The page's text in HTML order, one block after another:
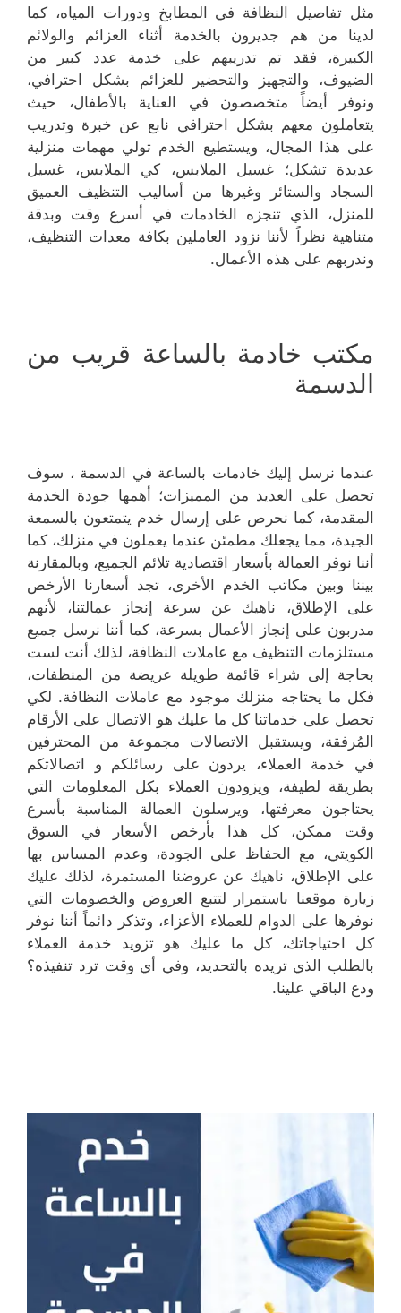
مثل تفاصيل النظافة في المطابخ ودورات المياه، كما
لدينا من هم جديرون بالخدمة أثناء العزائم والولائم
الكبيرة، فقد تم تدريبهم على خدمة عدد كبير من
الضيوف، والتجهيز والتحضير للعزائم بشكل احترافي،
ونوفر أيضاً متخصصون في العناية بالأطفال، حيث
يتعاملون معهم بشكل احترافي نابع عن خبرة وتدريب
على هذا المجال، ويستطيع الخدم تولي مهمات منزلية
عديدة تشكل؛ غسيل الملابس، كي الملابس، غسيل
السجاد والستائر وغيرها من أساليب التنظيف العميق
للمنزل، الذي تنجزه الخادمات في أسرع وقت وبدقة
متناهية نظراً لأننا نزود العاملين بكافة معدات التنظيف،
وندربهم على هذه الأعمال.
مكتب خادمة بالساعة قريب من
الدسمة
عندما نرسل إليك خادمات بالساعة في الدسمة ، سوف
تحصل على العديد من المميزات؛ أهمها جودة الخدمة
المقدمة، كما نحرص على إرسال خدم يتمتعون بالسمعة
الجيدة، مما يجعلك مطمئن عندما يعملون في منزلك، كما
أننا نوفر العمالة بأسعار اقتصادية تلائم الجميع، وبالمقارنة
بيننا وبين مكاتب الخدم الأخرى، تجد أسعارنا الأرخص
على الإطلاق، ناهيك عن سرعة إنجاز عمالتنا، لأنهم
مدربون على إنجاز الأعمال بسرعة، كما أننا نرسل جميع
مستلزمات التنظيف مع عاملات النظافة، لذلك أنت لست
بحاجة إلى شراء قائمة طويلة عريضة من المنظفات،
فكل ما يحتاجه منزلك موجود مع عاملات النظافة. لكي
تحصل على خدماتنا كل ما عليك هو الاتصال على الأرقام
المُرفقة، ويستقبل الاتصالات مجموعة من المحترفين
في خدمة العملاء، يردون على رسائلكم و اتصالاتكم
بطريقة لطيفة، ويزودون العملاء بكل المعلومات التي
يحتاجون معرفتها، ويرسلون العمالة المناسبة بأسرع
وقت ممكن، كل هذا بأرخص الأسعار في السوق
الكويتي، مع الحفاظ على الجودة، وعدم المساس بها
على الإطلاق، ناهيك عن عروضنا المستمرة، لذلك عليك
زيارة موقعنا باستمرار لتتبع العروض والخصومات التي
نوفرها على الدوام للعملاء الأعزاء، وتذكر دائماً أننا نوفر
كل احتياجاتك، كل ما عليك هو تزويد خدمة العملاء
بالطلب الذي تريده بالتحديد، وفي أي وقت ترد تنفيذه؟
ودع الباقي علينا.